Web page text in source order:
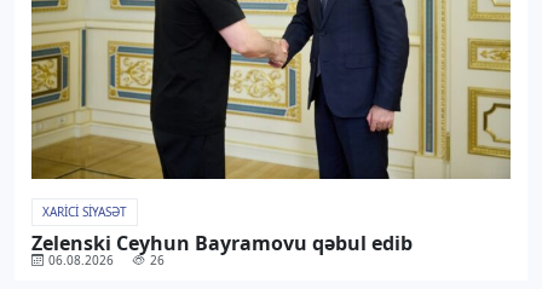
XARICI SIYASƏT
Zelenski Ceyhun Bayramovu qəbul edib
06.08.2026 26